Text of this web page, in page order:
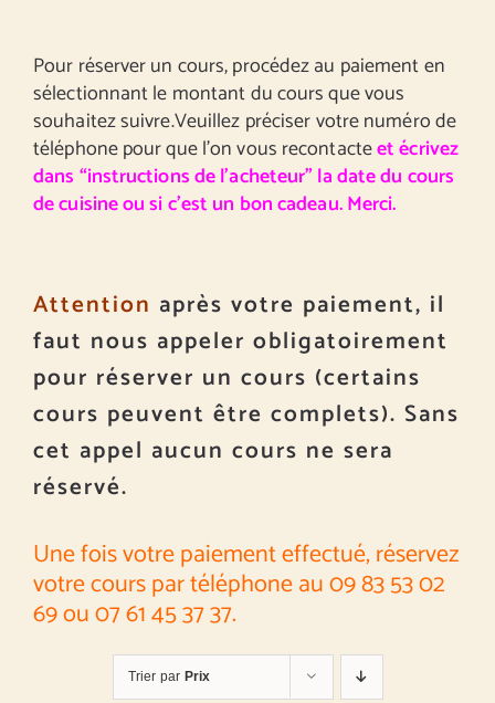
Pour réserver un cours, procédez au paiement en
sélectionnant le montant du cours que vous
souhaitez suivre.Veuillez préciser votre numéro de
téléphone pour que l’on vous recontacteet écrivez
dans “instructions de l’acheteur” la date du cours
de cuisine ou si c’est un bon cadeau. Merci.
Attention après votre paiement, il
faut nous appeler obligatoirement
pour réserver un cours (certains
cours peuvent être complets). Sans
cet appel aucun cours ne sera
réservé.
Une fois votre paiement effectué, réservez
votre cours par téléphone au 09 83 53 02
69 ou 07 61 45 37 37.
Trier par Prix